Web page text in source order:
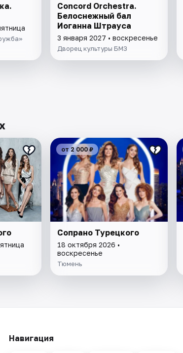
Concord Orchestra.
Белоснежный бал
Иоганна Штрауса
3 января 2027 • воскресенье
Дворец культуры БМЗ
от 2 000 ₽
Сопрано Турецкого
18 октября 2026 •
воскресенье
Тюмень
Навигация